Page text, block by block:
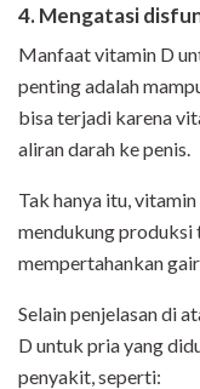
4. Mengatasi
Manfaat vitamin D
penting adalah
bisa terjadi karena
aliran darah ke penis.
Tak hanya itu,
mendukung
mempertahankan
Selain penjelasan di
D untuk pria yang
penyakit, seperti: